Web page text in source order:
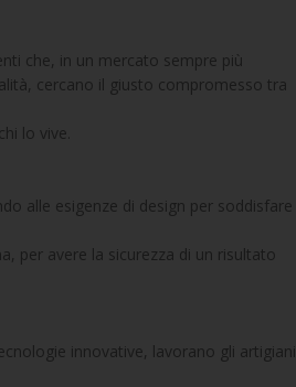
che, in un mercato sempre più
cercano il giusto compromesso tra
lo vive.
alle esigenze di design per soddisfare
per avere la sicurezza di un risultato
innovative, lavorano gli artigiani